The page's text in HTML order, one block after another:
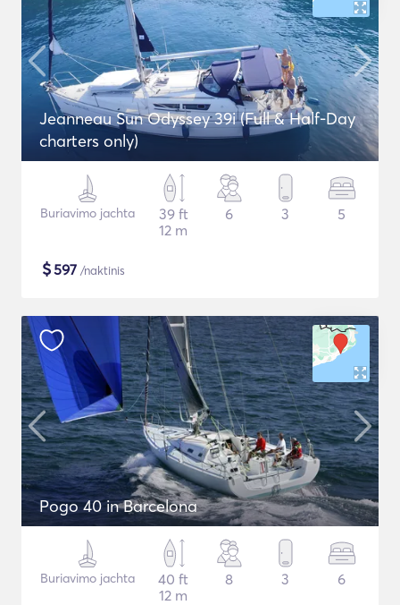
Jeanneau Sun Odyssey 39i (Full & Half-Day
charters only)
Buriavimo jachta
39 ft
12 m
6 3 5
$597 /naktinis
Pogo 40 in Barcelona
Buriavimo jachta
40 ft
12 m
8 3 6